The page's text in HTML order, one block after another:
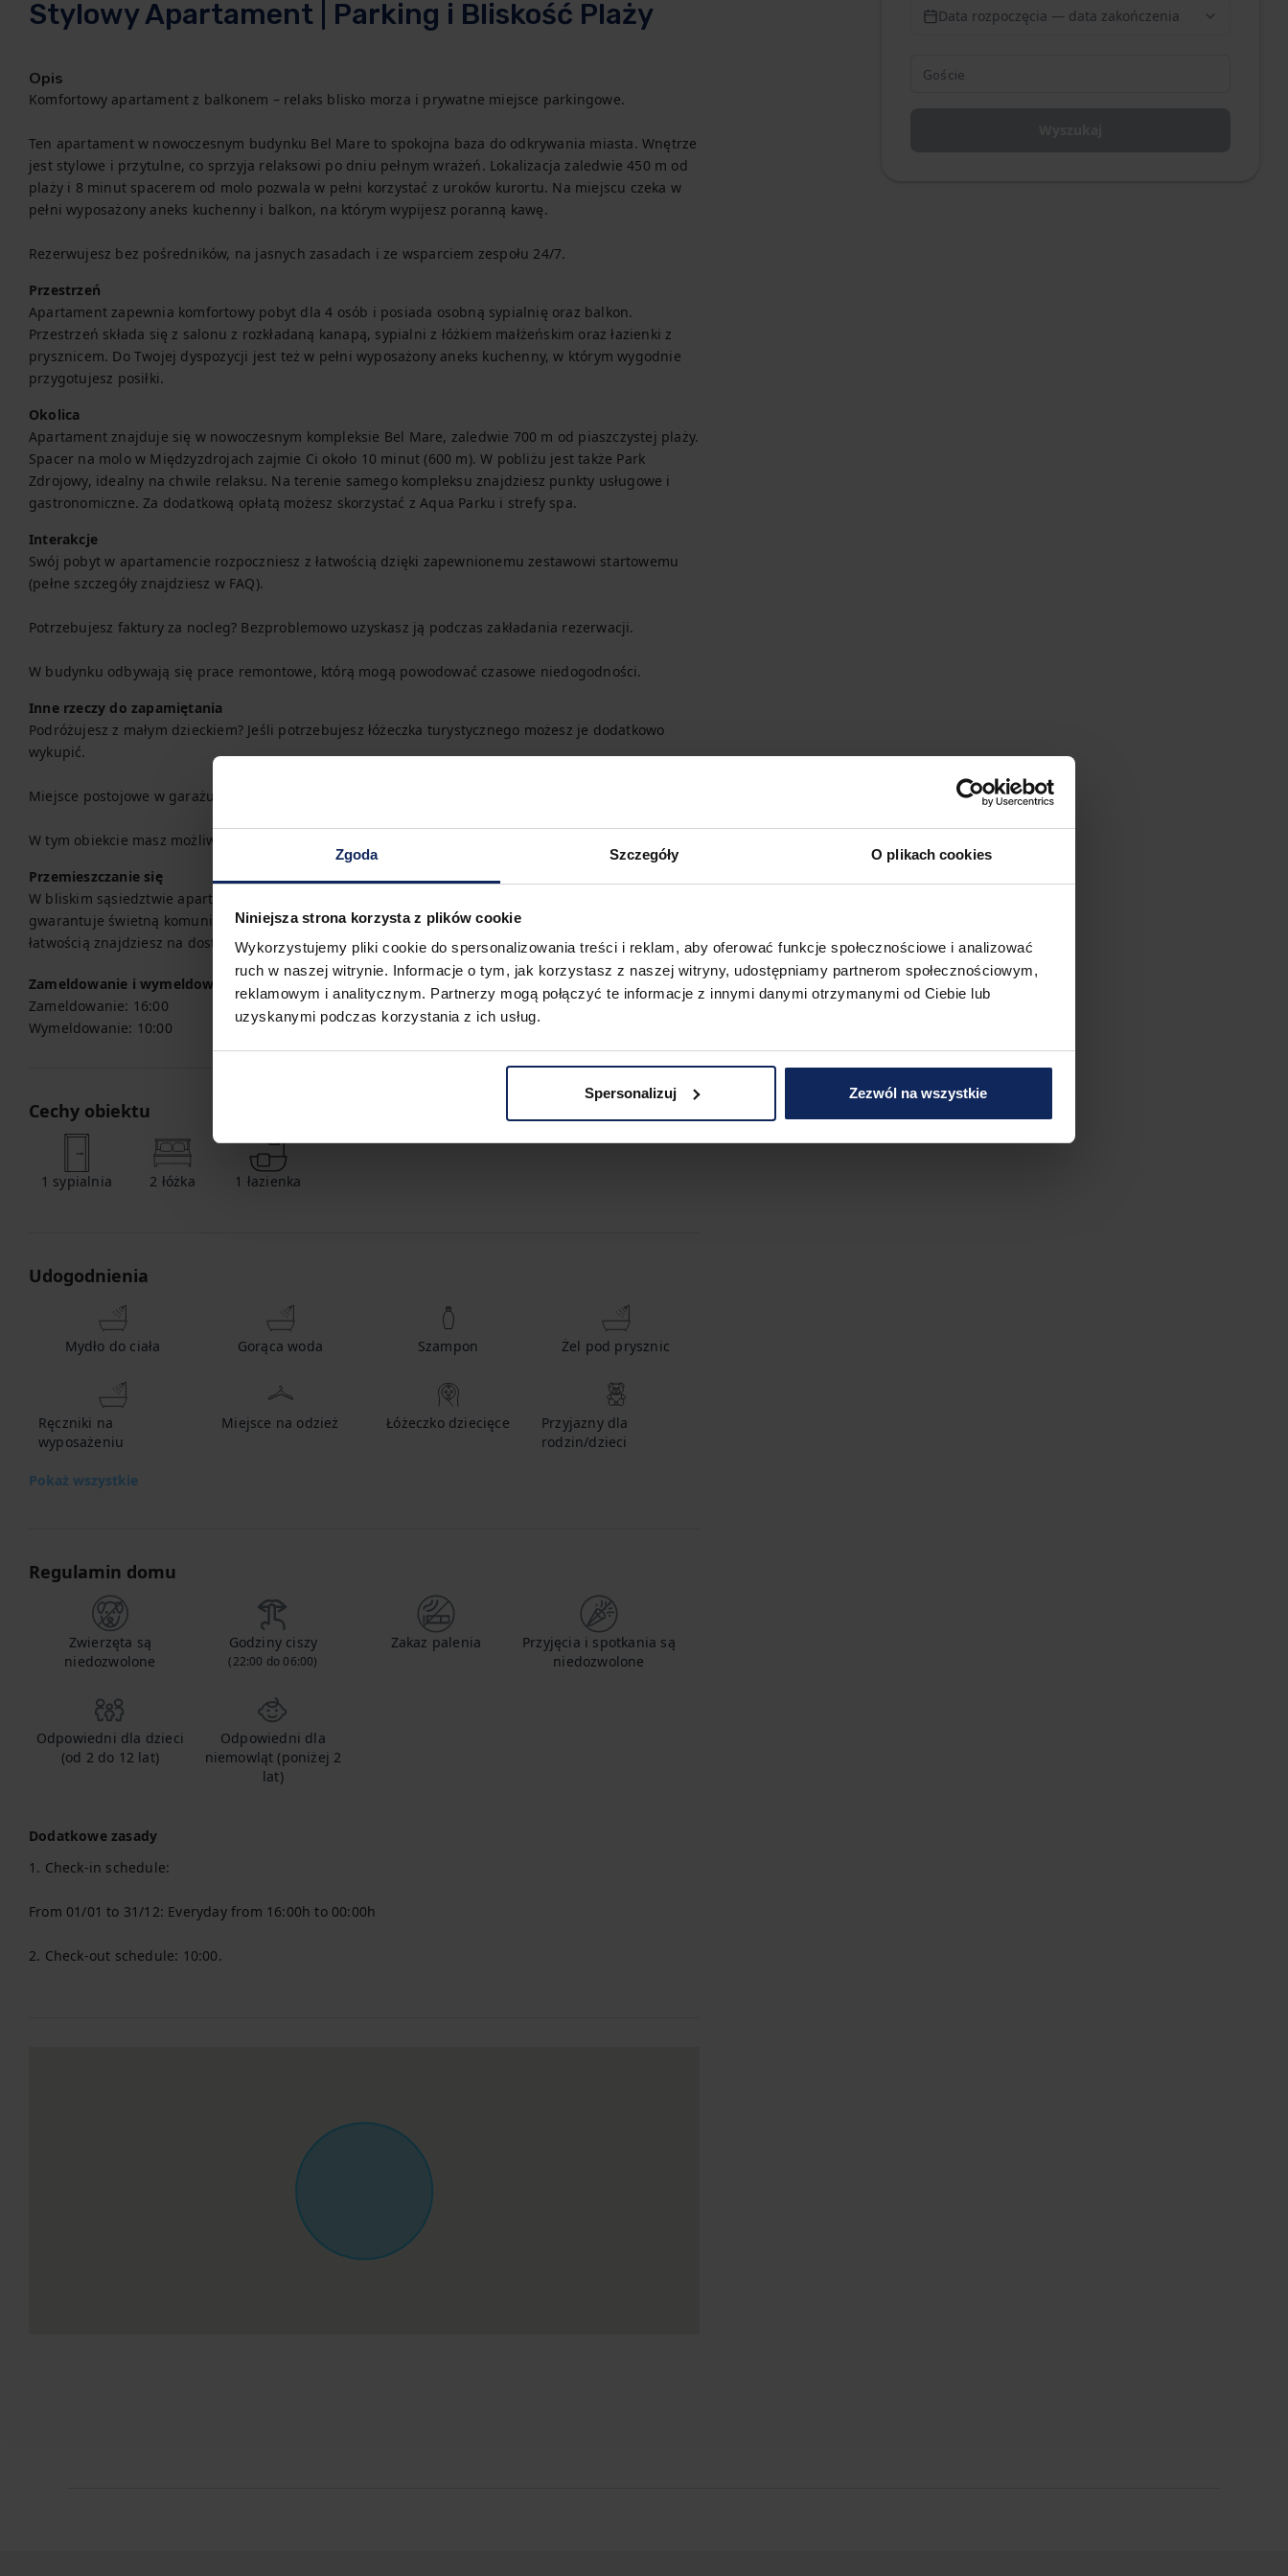
Zgoda Szczegóły O plikach cookies
Niniejsza strona korzysta z plików cookie
Wykorzystujemy pliki cookie do spersonalizowania treści i reklam, aby oferować funkcje społecznościowe i analizować
ruch w naszej witrynie. Informacje o tym, jak korzystasz z naszej witryny, udostępniamy partnerom społecznościowym,
reklamowym i analitycznym. Partnerzy mogą połączyć te informacje z innymi danymi otrzymanymi od Ciebie lub
uzyskanymi podczas korzystania z ich usług.
Spersonalizuj Zezwól na wszystkie
Stylowy Apartament | Parking i Bliskość Plaży
Opis
Komfortowy apartament z balkonem – relaks blisko morza i prywatne miejsce parkingowe.
Ten apartament w nowoczesnym budynku Bel Mare to spokojna baza do odkrywania miasta. Wnętrze
jest stylowe i przytulne, co sprzyja relaksowi po dniu pełnym wrażeń. Lokalizacja zaledwie 450 m od
plaży i 8 minut spacerem od molo pozwala w pełni korzystać z uroków kurortu. Na miejscu czeka w
pełni wyposażony aneks kuchenny i balkon, na którym wypijesz poranną kawę.
Rezerwujesz bez pośredników, na jasnych zasadach i ze wsparciem zespołu 24/7.
Przestrzeń
Apartament zapewnia komfortowy pobyt dla 4 osób i posiada osobną sypialnię oraz balkon.
Przestrzeń składa się z salonu z rozkładaną kanapą, sypialni z łóżkiem małżeńskim oraz łazienki z
prysznicem. Do Twojej dyspozycji jest też w pełni wyposażony aneks kuchenny, w którym wygodnie
przygotujesz posiłki.
Okolica
Apartament znajduje się w nowoczesnym kompleksie Bel Mare, zaledwie 700 m od piaszczystej plaży.
Spacer na molo w Międzyzdrojach zajmie Ci około 10 minut (600 m). W pobliżu jest także Park
Zdrojowy, idealny na chwile relaksu. Na terenie samego kompleksu znajdziesz punkty usługowe i
gastronomiczne. Za dodatkową opłatą możesz skorzystać z Aqua Parku i strefy spa.
Interakcje
Swój pobyt w apartamencie rozpoczniesz z łatwością dzięki zapewnionemu zestawowi startowemu
(pełne szczegóły znajdziesz w FAQ).
Potrzebujesz faktury za nocleg? Bezproblemowo uzyskasz ją podczas zakładania rezerwacji.
W budynku odbywają się prace remontowe, którą mogą powodować czasowe niedogodności.
Inne rzeczy do zapamiętania
Podróżujesz z małym dzieckiem? Jeśli potrzebujesz łóżeczka turystycznego możesz je dodatkowo
wykupić.
Miejsce postojowe w garażu jest dostępne do Twojej dyspozycji.
W tym obiekcie masz możliwość skorzystania z płatnej strefy SPA.
Przemieszczanie się
W bliskim sąsiedztwie apartamentu znajdują się trzy przystanki autobusowe oraz stacja kolejowa, co
gwarantuje świetną komunikację z całą okolicą i ułatwia podróżowanie. Wszystkie opcje transportu z
łatwością znajdziesz na dostępnej mapie.
Zameldowanie i wymeldowanie
Zameldowanie: 16:00
Wymeldowanie: 10:00
Cechy obiektu
1 sypialnia 2 łóżka 1 łazienka
Udogodnienia
Mydło do ciała Gorąca woda Szampon Żel pod prysznic
Ręczniki na
wyposażeniu
Miejsce na odzież Łóżeczko dziecięce
Przyjazny dla
rodzin/dzieci
Pokaż wszystkie
Regulamin domu
Zwierzęta są
niedozwolone
Godziny ciszy
(22:00 do 06:00)
Zakaz palenia
Przyjęcia i spotkania są
niedozwolone
Odpowiedni dla dzieci
(od 2 do 12 lat)
Odpowiedni dla
niemowląt (poniżej 2
lat)
Dodatkowe zasady
1. Check-in schedule:
From 01/01 to 31/12: Everyday from 16:00h to 00:00h
2. Check-out schedule: 10:00.
Data rozpoczęcia — data zakończenia